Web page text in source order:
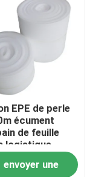
EPE de perle
écument
de feuille
logistique
envoyer une